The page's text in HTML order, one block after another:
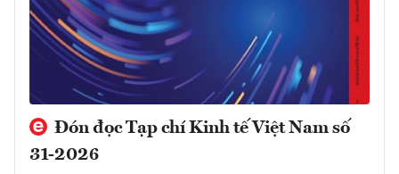
Đón đọc Tạp chí Kinh tế Việt Nam số
31-2026